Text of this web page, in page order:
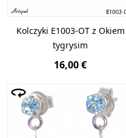
Kolczyki E1003-OT z Okiem
tygrysim
16,00 €